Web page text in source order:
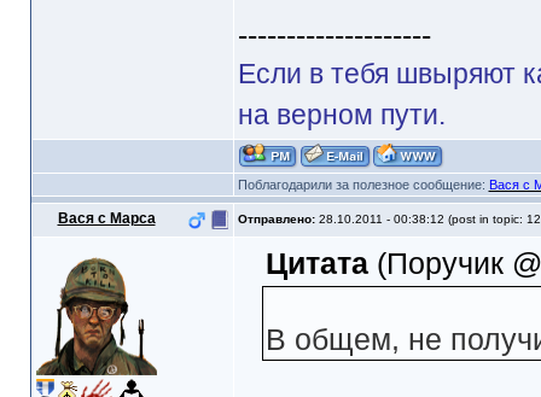
--------------------
Если в тебя швыряют
на верном пути.
Поблагодарили за полезное сообщение: Вася с
Вася с Марса Отправлено: 28.10.2011 - 00:38:12 (post in topic:
Цитата(Поручик
В общем, не